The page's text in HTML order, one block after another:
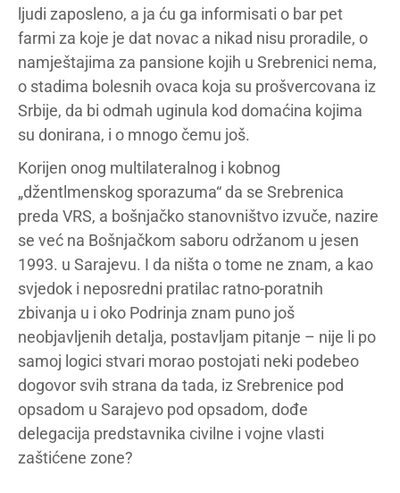
ljudi zaposleno, a ja ću ga informisati o bar pet
farmi za koje je dat novac a nikad nisu proradile, o
namještajima za pansione kojih u Srebrenici nema,
o stadima bolesnih ovaca koja su prošvercovana iz
Srbije, da bi odmah uginula kod domaćina kojima
su donirana, i o mnogo čemu još.
Korijen onog multilateralnog i kobnog
„džentlmenskog sporazuma“ da se Srebrenica
preda VRS, a bošnjačko stanovništvo izvuče, nazire
se već na Bošnjačkom saboru održanom u jesen
1993. u Sarajevu. I da ništa o tome ne znam, a kao
svjedok i neposredni pratilac ratno-poratnih
zbivanja u i oko Podrinja znam puno još
neobjavljenih detalja, postavljam pitanje – nije li po
samoj logici stvari morao postojati neki podebeo
dogovor svih strana da tada, iz Srebrenice pod
opsadom u Sarajevo pod opsadom, dođe
delegacija predstavnika civilne i vojne vlasti
zaštićene zone?